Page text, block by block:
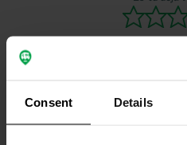
Consent Details
Contact